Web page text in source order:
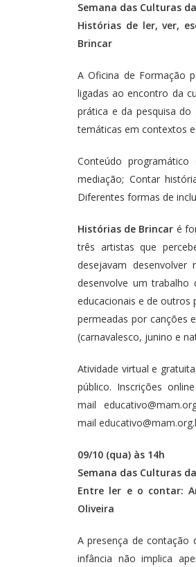
Semana das Culturas
Histórias de ler, ver,
Brincar
A Oficina de Formação
ligadas ao encontro da
prática e da pesquisa
temáticas em contextos
Conteúdo
mediação; Contar
Diferentes formas de
Histórias de Brincar é
três artistas que
desejavam
desenvolve um
educacionais e de outros
permeadas por canções
(carnavalesco, junino e
Atividade virtual e
público. Inscrições
mail
mail
09/10 (qua) às 14h
Semana das Culturas
Entre ler e o contar:
Oliveira
A presença de contação
infância não implica